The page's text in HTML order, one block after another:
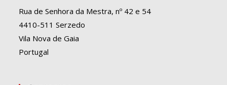
Rua de Senhora da Mestra, nº 42 e 54
4410-511 Serzedo
Vila Nova de Gaia
Portugal